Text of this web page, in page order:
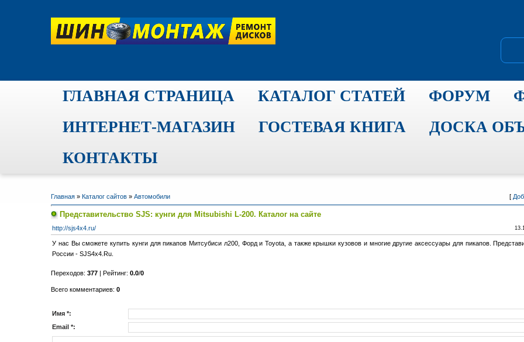
ГЛАВНАЯ СТРАНИЦА КАТАЛОГ СТАТЕЙ ФОРУМ
ИНТЕРНЕТ-МАГАЗИН
ГОСТЕВАЯ КНИГА
ДОСКА
КОНТАКТЫ
Главная » Каталог сайтов » Автомобили [
Представительство SJS: кунги для Mitsubishi L-200. Каталог на сайте
http://sjs4x4.ru/
У нас Вы сможете купить кунги для пикапов Митсубиси л200, Форд и Toyota, а также крышки кузовов и многие другие аксессуары для пикапов.
России - SJS4x4.Ru.
Переходов: 377 | Рейтинг: 0.0/0
Всего комментариев: 0
Имя *:
Email *: